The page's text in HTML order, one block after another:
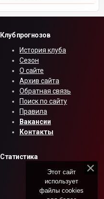
Клуб прогнозов
История клуба
Сезон
О сайте
Архив сайта
Обратная связь
Поиск по сайту
Правила
Вакансии
Контакты
Статистика
Этот сайт
использует
файлы cookies